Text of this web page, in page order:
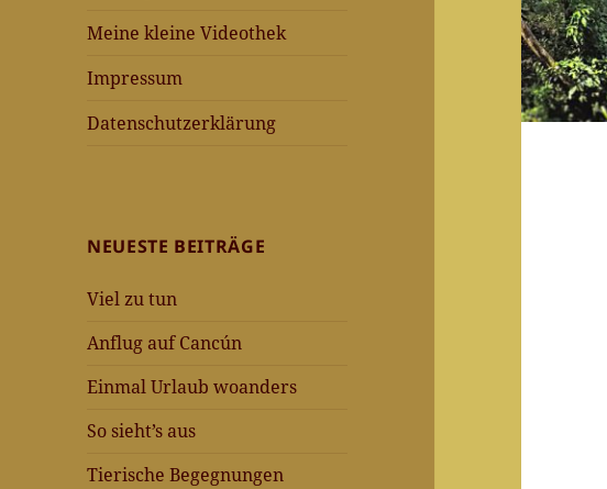
Meine kleine Videothek
Impressum
Datenschutzerklärung
NEUESTE BEITRÄGE
Viel zu tun
Anflug auf Cancún
Einmal Urlaub woanders
So sieht’s aus
Tierische Begegnungen